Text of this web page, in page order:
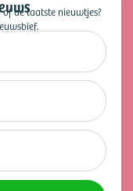
de laatste nieuwtjes?